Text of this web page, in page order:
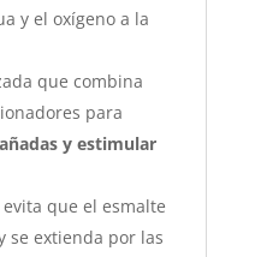
y el oxígeno a la
que combina
para
y estimular
evita que el esmalte
se extienda por las